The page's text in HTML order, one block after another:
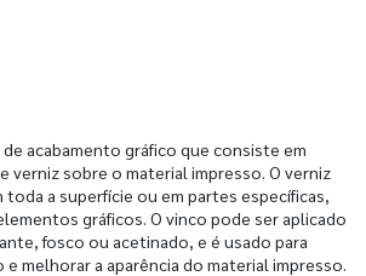
acabamento gráfico que consiste em
verniz sobre o material impresso. O verniz
toda a superfície ou em partes específicas,
gráficos. O vinco pode ser aplicado
fosco ou acetinado, e é usado para
melhorar a aparência do material impresso.